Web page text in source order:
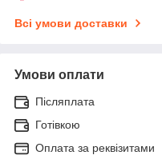
Всі умови доставки
Умови оплати
Післяплата
Готівкою
Оплата за реквізитами